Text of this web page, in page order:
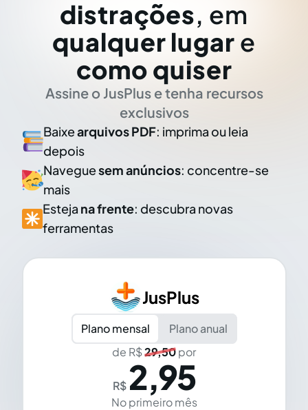
distrações, em
qualquer lugar e
como quiser
Assine o JusPlus e tenha recursos
exclusivos
Baixearquivos PDF: imprima ou leia
depois
Naveguesem anúncios: concentre-se
mais
Esteja na frente: descubra novas
ferramentas
JusPlus
Plano mensal
Plano anual
de R$29,50por
R$ 2,95
No primeiro mês